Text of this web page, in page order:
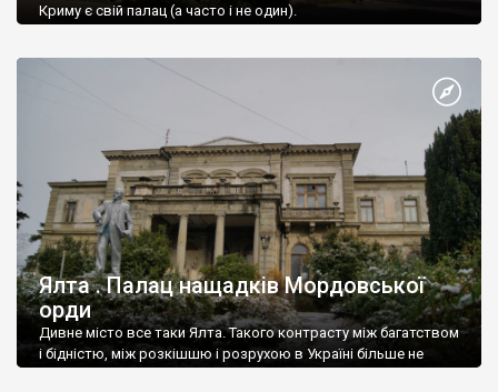
Криму є свій палац (а часто і не один).
Ялта . Палац нащадків Мордовської
орди
Дивне місто все таки Ялта. Такого контрасту між багатством
і бідністю, між розкішшю і розрухою в Україні більше не